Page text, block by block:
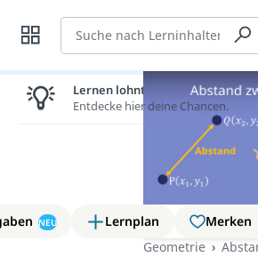
Suche
NEU Lernplan Merken
Geometrie
Lernen lohnt sich!
Entdecke hier deine Chancen.